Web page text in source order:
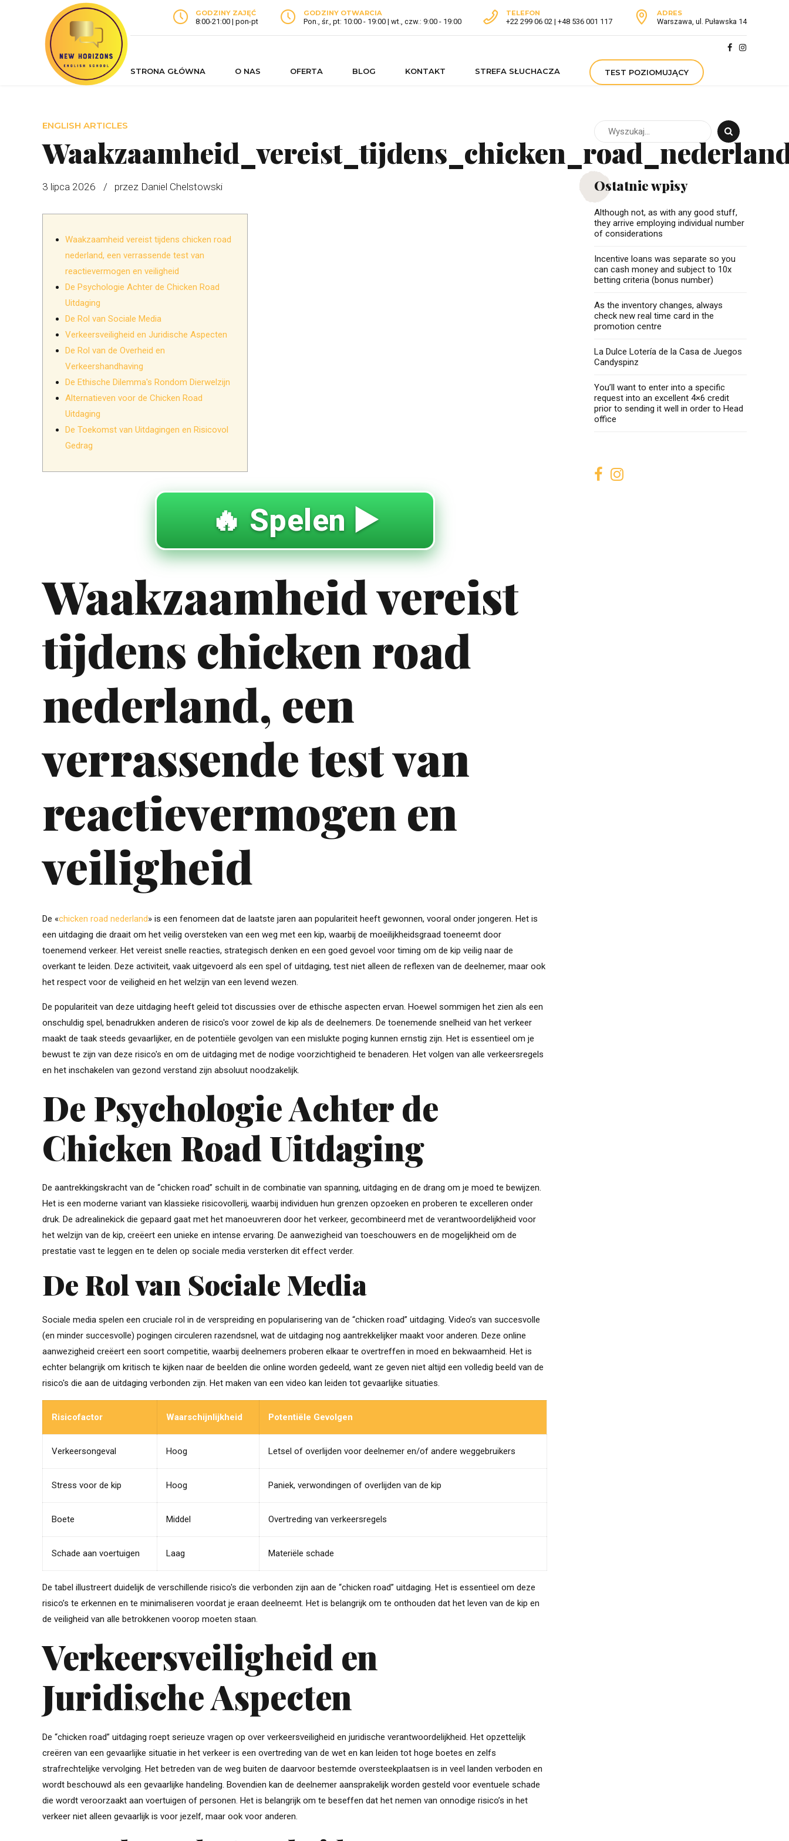
GODZINY ZAJĘĆ
8:00-21:00 | pon-pt
GODZINY OTWARCIA
Pon., śr., pt: 10:00 - 19:00 | wt., czw.: 9:00 - 19:00
TELEFON
+22 299 06 02 | +48 536 001 117
ADRES
Warszawa, ul. Puławska 14
STRONA GŁÓWNA O NAS OFERTA BLOG KONTAKT STREFA SŁUCHACZA TEST POZIOMUJĄCY
ENGLISH ARTICLES
3 lipca 2026 przez Daniel Chelstowski
Waakzaamheid vereist tijdens chicken road
nederland, een verrassende test van
reactievermogen en veiligheid
De Psychologie Achter de Chicken Road
Uitdaging
De Rol van Sociale Media
Verkeersveiligheid en Juridische Aspecten
De Rol van de Overheid en
Verkeershandhaving
De Ethische Dilemma's Rondom Dierwelzijn
Alternatieven voor de Chicken Road
Uitdaging
De Toekomst van Uitdagingen en Risicovol
Gedrag
🔥 Spelen ▶️
Waakzaamheid vereist
tijdens chicken road
nederland, een
verrassende test van
reactievermogen en
veiligheid
De «chicken road nederland» is een fenomeen dat de laatste jaren aan populariteit heeft gewonnen, vooral onder jongeren. Het is
een uitdaging die draait om het veilig oversteken van een weg met een kip, waarbij de moeilijkheidsgraad toeneemt door
toenemend verkeer. Het vereist snelle reacties, strategisch denken en een goed gevoel voor timing om de kip veilig naar de
overkant te leiden. Deze activiteit, vaak uitgevoerd als een spel of uitdaging, test niet alleen de reflexen van de deelnemer, maar ook
het respect voor de veiligheid en het welzijn van een levend wezen.
De populariteit van deze uitdaging heeft geleid tot discussies over de ethische aspecten ervan. Hoewel sommigen het zien als een
onschuldig spel, benadrukken anderen de risico's voor zowel de kip als de deelnemers. De toenemende snelheid van het verkeer
maakt de taak steeds gevaarlijker, en de potentiële gevolgen van een mislukte poging kunnen ernstig zijn. Het is essentieel om je
bewust te zijn van deze risico's en om de uitdaging met de nodige voorzichtigheid te benaderen. Het volgen van alle verkeersregels
en het inschakelen van gezond verstand zijn absoluut noodzakelijk.
De Psychologie Achter de
Chicken Road Uitdaging
De aantrekkingskracht van de “chicken road” schuilt in de combinatie van spanning, uitdaging en de drang om je moed te bewijzen.
Het is een moderne variant van klassieke risicovollerij, waarbij individuen hun grenzen opzoeken en proberen te excelleren onder
druk. De adrealinekick die gepaard gaat met het manoeuvreren door het verkeer, gecombineerd met de verantwoordelijkheid voor
het welzijn van de kip, creëert een unieke en intense ervaring. De aanwezigheid van toeschouwers en de mogelijkheid om de
prestatie vast te leggen en te delen op sociale media versterken dit effect verder.
De Rol van Sociale Media
Sociale media spelen een cruciale rol in de verspreiding en popularisering van de “chicken road” uitdaging. Video’s van succesvolle
(en minder succesvolle) pogingen circuleren razendsnel, wat de uitdaging nog aantrekkelijker maakt voor anderen. Deze online
aanwezigheid creëert een soort competitie, waarbij deelnemers proberen elkaar te overtreffen in moed en bekwaamheid. Het is
echter belangrijk om kritisch te kijken naar de beelden die online worden gedeeld, want ze geven niet altijd een volledig beeld van de
risico's die aan de uitdaging verbonden zijn. Het maken van een video kan leiden tot gevaarlijke situaties.
Risicofactor Waarschijnlijkheid Potentiële Gevolgen
Verkeersongeval Hoog Letsel of overlijden voor deelnemer en/of andere weggebruikers
Stress voor de kip Hoog Paniek, verwondingen of overlijden van de kip
Boete Middel Overtreding van verkeersregels
Schade aan voertuigen Laag Materiële schade
De tabel illustreert duidelijk de verschillende risico's die verbonden zijn aan de “chicken road” uitdaging. Het is essentieel om deze
risico’s te erkennen en te minimaliseren voordat je eraan deelneemt. Het is belangrijk om te onthouden dat het leven van de kip en
de veiligheid van alle betrokkenen voorop moeten staan.
Verkeersveiligheid en
Juridische Aspecten
De “chicken road” uitdaging roept serieuze vragen op over verkeersveiligheid en juridische verantwoordelijkheid. Het opzettelijk
creëren van een gevaarlijke situatie in het verkeer is een overtreding van de wet en kan leiden tot hoge boetes en zelfs
strafrechtelijke vervolging. Het betreden van de weg buiten de daarvoor bestemde oversteekplaatsen is in veel landen verboden en
wordt beschouwd als een gevaarlijke handeling. Bovendien kan de deelnemer aansprakelijk worden gesteld voor eventuele schade
die wordt veroorzaakt aan voertuigen of personen. Het is belangrijk om te beseffen dat het nemen van onnodige risico’s in het
verkeer niet alleen gevaarlijk is voor jezelf, maar ook voor anderen.
Ostatnie wpisy
Although not, as with any good stuff,
they arrive employing individual number
of considerations
Incentive loans was separate so you
can cash money and subject to 10x
betting criteria (bonus number)
As the inventory changes, always
check new real time card in the
promotion centre
La Dulce Lotería de la Casa de Juegos
Candyspinz
You’ll want to enter into a specific
request into an excellent 4×6 credit
prior to sending it well in order to Head
office